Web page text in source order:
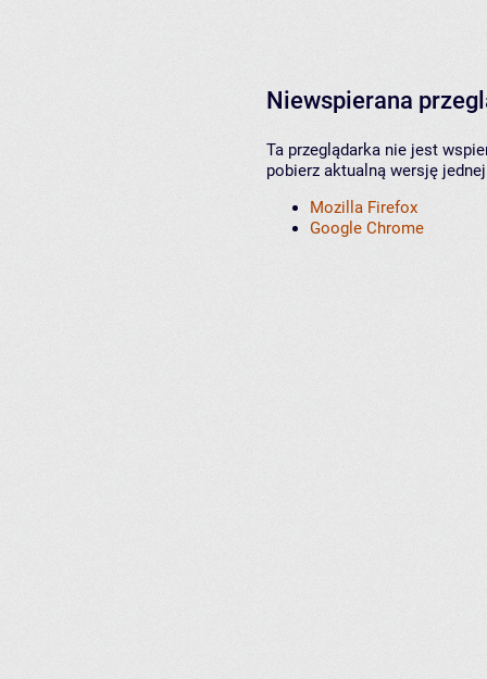
Niewspierana
Ta przeglądarka nie jest
pobierz aktualną wersję
Mozilla Firefox
Google Chrome